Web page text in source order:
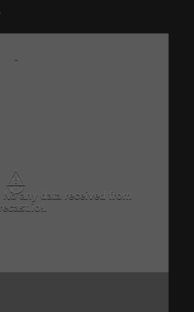
-
⚠
Weather Ajax calls